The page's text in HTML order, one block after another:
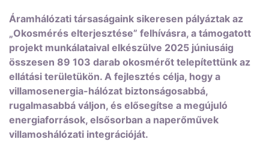
Áramhálózati társaságaink sikeresen pályáztak az
„Okosmérés elterjesztése” felhívásra, a támogatott
projekt munkálataival elkészülve 2025 júniusáig
összesen 89 103 darab okosmérőt telepítettünk az
ellátási területükön. A fejlesztés célja, hogy a
villamosenergia-hálózat biztonságosabbá,
rugalmasabbá váljon, és elősegítse a megújuló
energiaforrások, elsősorban a naperőművek
villamoshálózati integrációját.